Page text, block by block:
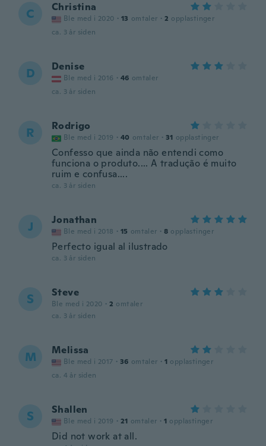
C Christina
Ble med i 2020 · 13 omtaler · 2 opplastinger
ca. 3 år siden
D Denise
Ble med i 2016 · 46 omtaler
ca. 3 år siden
R Rodrigo
Ble med i 2019 · 40 omtaler · 31 opplastinger
Confesso que ainda não entendi como
funciona o produto.... A tradução é muito
ruim e confusa....
ca. 3 år siden
J Jonathan
Ble med i 2018 · 15 omtaler · 8 opplastinger
Perfecto igual al ilustrado
ca. 3 år siden
S Steve
Ble med i 2020 · 2 omtaler
ca. 3 år siden
M Melissa
Ble med i 2017 · 36 omtaler · 1 opplastinger
ca. 4 år siden
S Shallen
Ble med i 2019 · 21 omtaler · 1 opplastinger
Did not work at all.